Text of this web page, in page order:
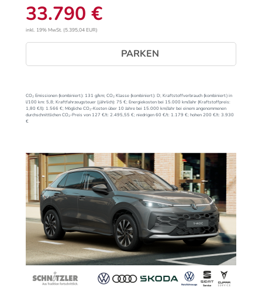
33.790 €
inkl. 19% MwSt. (5.395,04 EUR)
PARKEN
CO₂ Emissionen (kombiniert): 131 g/km;CO₂ Klasse (kombiniert):D;Kraftstoffverbrauch (kombiniert) in
l/100 km:5,8;Kraftfahrzeugsteuer (jährlich):75 €;Energiekosten bei 15.000 km/Jahr (Kraftstoffpreis:
1,80 €/l): 1.566 €;Mögliche CO₂-Kosten über 10 Jahre bei 15.000 km/Jahr bei einem angenommenen
durchschnittlichen CO₂-Preis von 127 €/t:2.495,55 €; niedrigen 60 €/t: 1.179 €; hohen 200 €/t: 3.930
€